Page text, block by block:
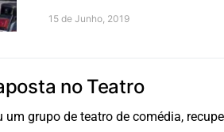
15 de Junho, 2019
no Teatro
grupo de teatro de comédia,